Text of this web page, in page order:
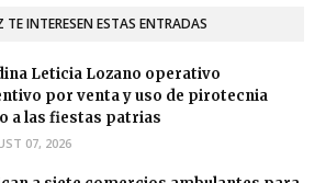
TE INTERESEN ESTAS ENTRADAS
Leticia Lozano operativo
por venta y uso de pirotecnia
a las fiestas patrias
07, 2026